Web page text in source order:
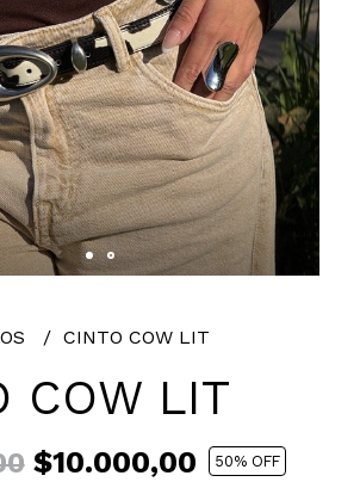
CINTO COW LIT
COW LIT
$10.000,00 50% OFF